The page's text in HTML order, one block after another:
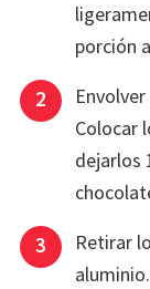
porción
Colocar
dejarlos
Retirar